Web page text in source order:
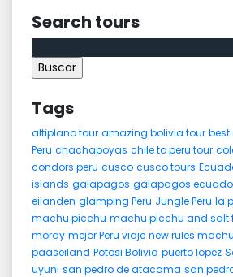
Search tours
Tags
altiplano tour amazing bolivia tour best
Peru chachapoyas chile to peru tour
condors peru cusco cusco tours
islands galapagos galapagos
eilanden glamping Peru Jungle Peru la
machu picchu machu picchu and salt
moray mejor Peru viaje new rules
paaseiland Potosi Bolivia puerto lopez
uyuni san pedro de atacama san